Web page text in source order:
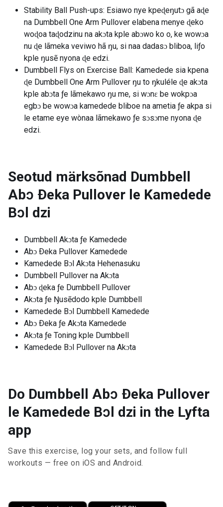
Stability Ball Push-ups: Esiawo nye kpeɖeŋutɔ gã aɖe
na Dumbbell One Arm Pullover elabena menye ɖeko
woɖoa taɖodzinu na akɔta kple abɔwo ko o, ke wowɔa
nu ɖe ​​lãmeka veviwo hã ŋu, si naa dadasɔ bliboa, liƒo
kple ŋusẽ nyona ɖe edzi.
Dumbbell Flys on Exercise Ball: Kamedede sia kpena
ɖe Dumbbell One Arm Pullover ŋu ​​to ŋkuléle ɖe akɔta
kple abɔta ƒe lãmekawo ŋu me, si wɔnɛ be wokpɔa
egbɔ be wowɔa kamedede bliboe na ametia ƒe akpa si
le etame eye wònaa lãmekawo ƒe sɔsɔme nyona ɖe
edzi.
Seotud märksõnad Dumbbell
Abɔ Ðeka Pullover le Kamedede
Bɔl dzi
Dumbbell Akɔta ƒe Kamedede
Abɔ Ðeka Pullover Kamedede
Kamedede Bɔl Akɔta Hehenasuku
Dumbbell Pullover na Akɔta
Abɔ ɖeka ƒe Dumbbell Pullover
Akɔta ƒe Ŋusẽdodo kple Dumbbell
Kamedede Bɔl Dumbbell Kamedede
Abɔ Ðeka ƒe Akɔta Kamedede
Akɔta ƒe Toning kple Dumbbell
Kamedede Bɔl Pullover na Akɔta
Do Dumbbell Abɔ Ðeka Pullover
le Kamedede Bɔl dzi in the Lyfta
app
Save this exercise, log your sets, and follow full
workouts — free on iOS and Android.